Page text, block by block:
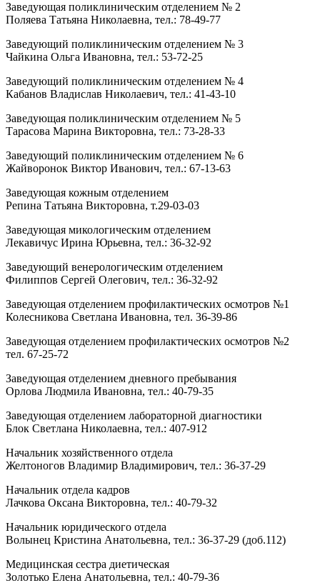
Заведующая поликлиническим отделением № 2
Поляева Татьяна Николаевна, тел.: 78-49-77
Заведующий поликлиническим отделением № 3
Чайкина Ольга Ивановна, тел.: 53-72-25
Заведующий поликлиническим отделением № 4
Кабанов Владислав Николаевич, тел.: 41-43-10
Заведующая поликлиническим отделением № 5
Тарасова Марина Викторовна, тел.: 73-28-33
Заведующий поликлиническим отделением № 6
Жайворонок Виктор Иванович, тел.: 67-13-63
Заведующая кожным отделением
Репина Татьяна Викторовна, т.29-03-03
Заведующая микологическим отделением
Лекавичус Ирина Юрьевна, тел.: 36-32-92
Заведующий венерологическим отделением
Филиппов Сергей Олегович, тел.: 36-32-92
Заведующая отделением профилактических осмотров №1
Колесникова Светлана Ивановна, тел. 36-39-86
Заведующая отделением профилактических осмотров №2
тел. 67-25-72
Заведующая отделением дневного пребывания
Орлова Людмила Ивановна, тел.: 40-79-35
Заведующая отделением лабораторной диагностики
Блок Светлана Николаевна, тел.: 407-912
Начальник хозяйственного отдела
Желтоногов Владимир Владимирович, тел.: 36-37-29
Начальник отдела кадров
Лачкова Оксана Викторовна, тел.: 40-79-32
Начальник юридического отдела
Волынец Кристина Анатольевна, тел.: 36-37-29 (доб.112)
Медицинская сестра диетическая
Золотько Елена Анатольевна, тел.: 40-79-36